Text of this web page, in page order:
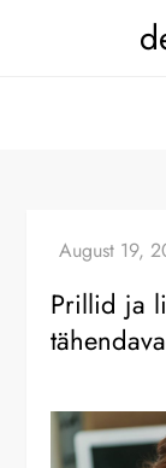
Prillid ja